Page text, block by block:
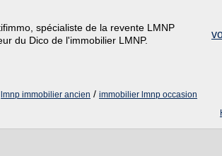
spécialiste de la revente LMNP
du Dico de l'immobilier LMNP.
lmnp immobilier ancien / immobilier lmnp occasion